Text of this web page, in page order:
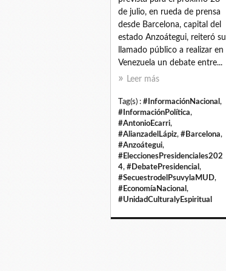
de julio, en rueda de prensa
desde Barcelona, capital del
estado Anzoátegui, reiteró su
llamado público a realizar en
Venezuela un debate entre...
Leer más
Tag(s) : #InformaciónNacional ,
#InformaciónPolítica,
#AntonioEcarri,
#AlianzadelLápiz, #Barcelona,
#Anzoátegui,
#EleccionesPresidenciales202
4, #DebatePresidencial ,
#SecuestrodelPsuvylaMUD,
#EconomíaNacional ,
#UnidadCulturalyEspiritual